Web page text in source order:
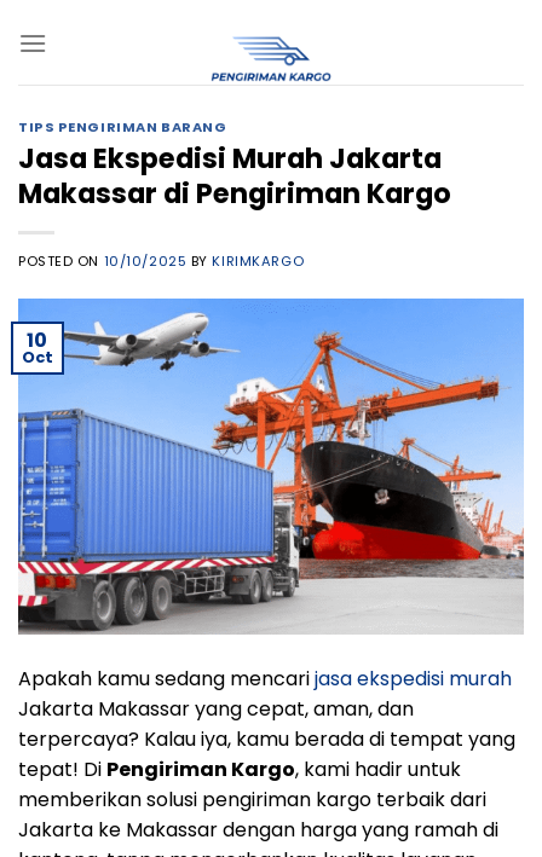
TIPS PENGIRIMAN BARANG
Jasa Ekspedisi Murah Jakarta
Makassar di Pengiriman Kargo
POSTED ON 10/10/2025 BYKIRIMKARGO
10
Oct
Apakah kamu sedang mencarijasa ekspedisi murah
Jakarta Makassar yang cepat, aman, dan
terpercaya? Kalau iya, kamu berada di tempat yang
tepat! Di Pengiriman Kargo, kami hadir untuk
memberikan solusi pengiriman kargo terbaik dari
Jakarta ke Makassar dengan harga yang ramah di